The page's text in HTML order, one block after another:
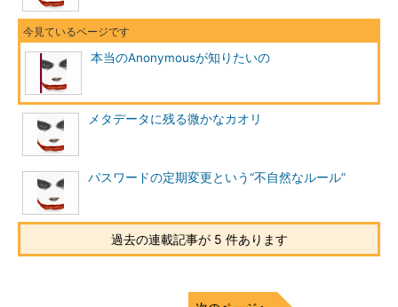
本当のAnonymousが知りたいの
メタデータに残る微かなカオリ
パスワードの定期変更という“不自然なルール”
過去の連載記事が 5 件あります